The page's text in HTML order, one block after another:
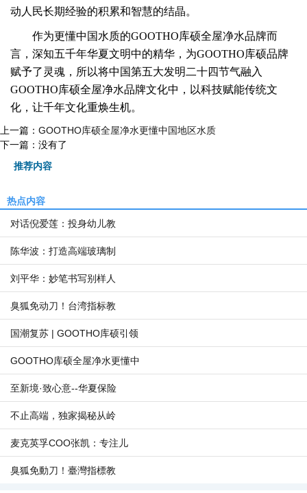
动人民长期经验的积累和智慧的结晶。
作为更懂中国水质的GOOTHO库硕全屋净水品牌而
言，深知五千年华夏文明中的精华，为GOOTHO库硕品牌
赋予了灵魂，所以将中国第五大发明二十四节气融入
GOOTHO库硕全屋净水品牌文化中，以科技赋能传统文
化，让千年文化重焕生机。
上一篇： GOOTHO库硕全屋净水更懂中国地区水质
下一篇：没有了
推荐内容
热点内容
对话倪爱莲：投身幼儿教
陈华波：打造高端玻璃制
刘平华：妙笔书写别样人
臭狐免动刀！台湾指标教
国潮复苏 | GOOTHO库硕引领
GOOTHO库硕全屋净水更懂中
至新境·致心意--华夏保险
不止高端，独家揭秘从岭
麦克英孚COO张凯：专注儿
臭狐免動刀！臺灣指標教